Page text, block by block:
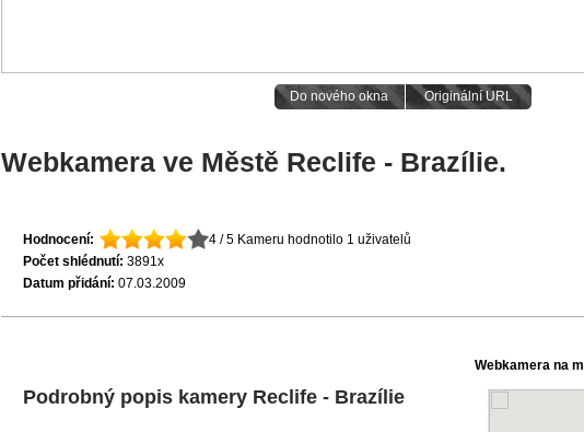
Do nového okna Originální URL
Webkamera ve Městě Reclife - Brazílie.
Hodnocení: 4 / 5 Kameru hodnotilo 1 uživatelů
Počet shlédnutí: 3891x
Datum přidání: 07.03.2009
Podrobný popis kamery Reclife - Brazílie
Webkamera na